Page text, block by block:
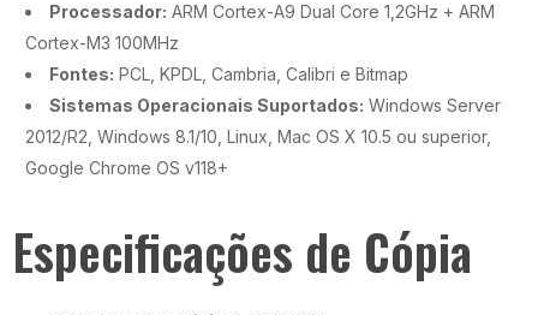
Processador: ARM Cortex-A9 Dual Core 1,2GHz + ARM
Cortex-M3 100MHz
Fontes: PCL, KPDL, Cambria, Calibri e Bitmap
Sistemas Operacionais Suportados: Windows Server
2012/R2, Windows 8.1/10, Linux, Mac OS X 10.5 ou superior,
Google Chrome OS v118+
Especificações de Cópia